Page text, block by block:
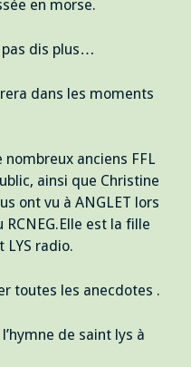
en morse.
pas dis plus…
dans les moments
anciens FFL
ainsi que Christine
ont vu à ANGLET lors
est la fille
LYS radio.
toutes les anecdotes .
de saint lys à